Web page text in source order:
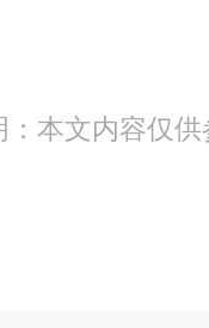
：本文内容仅